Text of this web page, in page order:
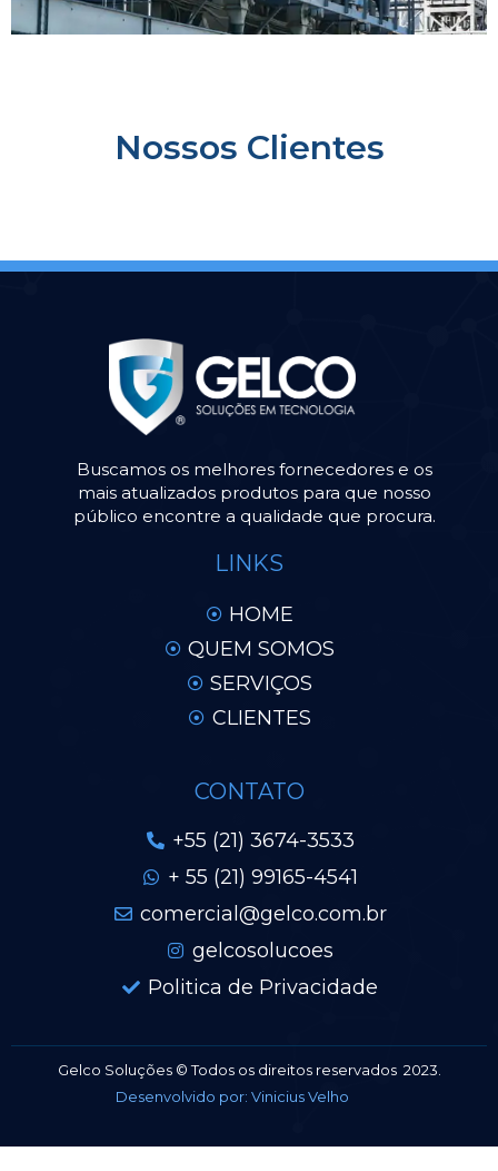
Nossos Clientes
Buscamos os melhores fornecedores e os
mais atualizados produtos para que nosso
público encontre a qualidade que procura.
LINKS
HOME
QUEM SOMOS
SERVIÇOS
CLIENTES
CONTATO
+55 (21) 3674-3533
+ 55 (21) 99165-4541
comercial@gelco.com.br
gelcosolucoes
Politica de Privacidade
Gelco Soluções © Todos os direitos reservados 2023.
Desenvolvido por: Vinicius Velho